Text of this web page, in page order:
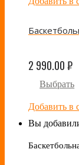
2 990.00₽
Выбрать
Добавить в
Вы